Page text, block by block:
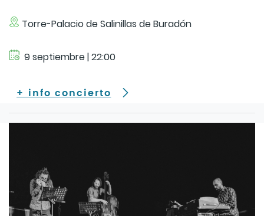
Torre-Palacio de Salinillas de Buradón
9 septiembre | 22:00
+ info concierto